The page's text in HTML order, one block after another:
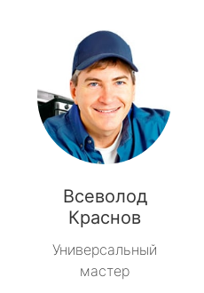
Всеволод
Краснов
Универсальный
мастер